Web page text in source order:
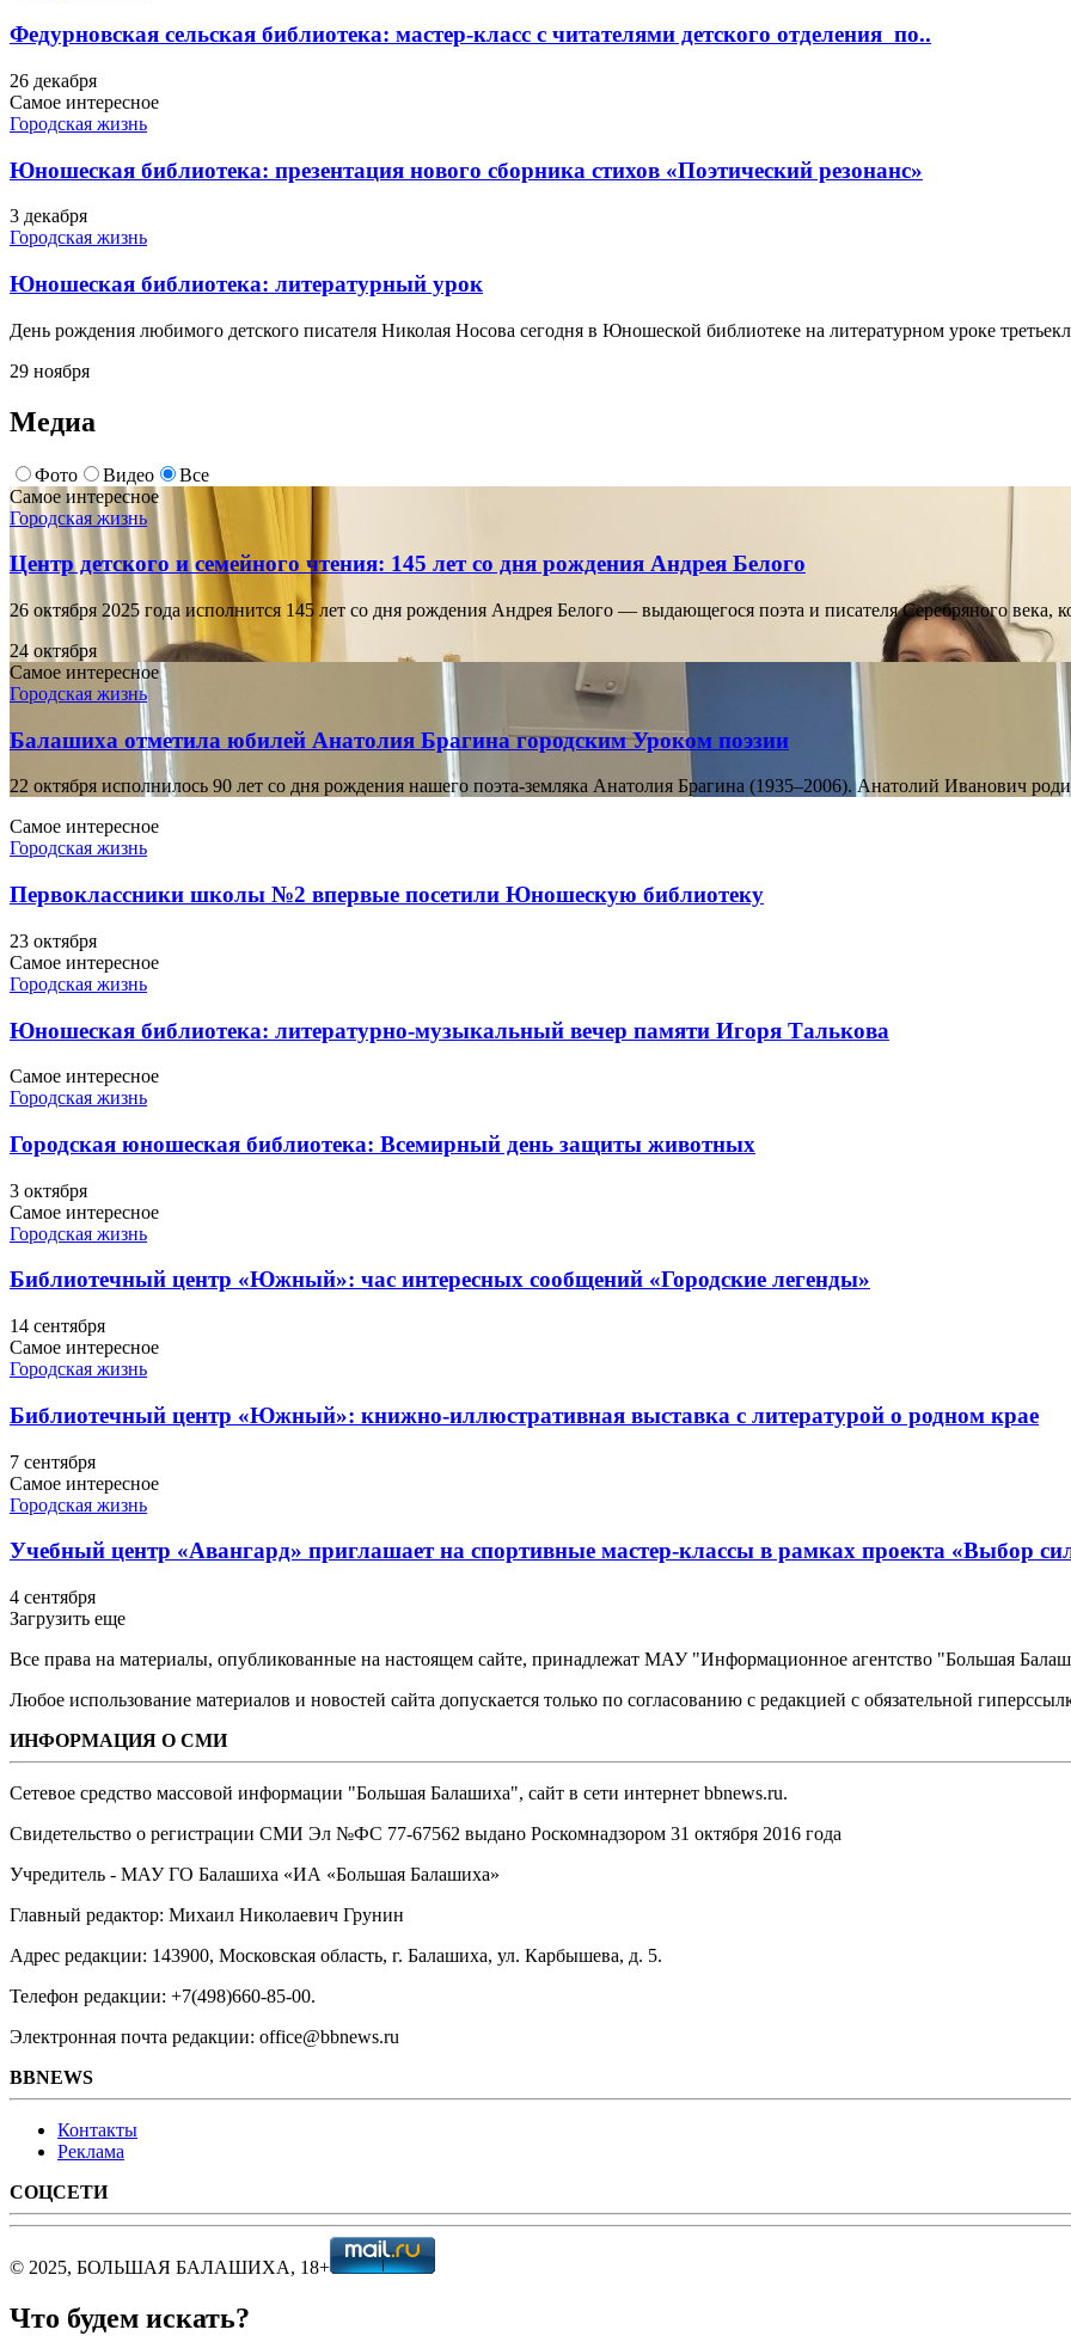
Федурновская сельская библиотека: мастер-класс с читателями детского отделения по..
26 декабря
Самое интересное
Городская жизнь
Юношеская библиотека: презентация нового сборника стихов «Поэтический резонанс»
3 декабря
Городская жизнь
Юношеская библиотека: литературный урок
День рождения любимого детского писателя Николая Носова сегодня в Юношеской библиотеке на литературном уроке
29 ноября
Медиа
Фото Видео
Все
Самое интересное
Городская жизнь
Центр детского и семейного чтения: 145 лет со дня рождения Андрея Белого
26 октября 2025 года исполнится 145 лет со дня рождения Андрея Белого — выдающегося поэта и писателя Серебряного века,
24 октября
Самое интересное
Городская жизнь
Балашиха отметила юбилей Анатолия Брагина городским Уроком поэзии
22 октября исполнилось 90 лет со дня рождения нашего поэта-земляка Анатолия Брагина (1935–2006). Анатолий Иванович
Самое интересное
Городская жизнь
Первоклассники школы №2 впервые посетили Юношескую библиотеку
23 октября
Самое интересное
Городская жизнь
Юношеская библиотекa: литературно-музыкальный вечер памяти Игоря Талькова
Самое интересное
Городская жизнь
Городская юношеская библиотека: Всемирный день защиты животных
3 октября
Самое интересное
Городская жизнь
Библиотечный центр «Южный»: час интересных сообщений «Городские легенды»
14 сентября
Самое интересное
Городская жизнь
Библиотечный центр «Южный»: книжно-иллюстративная выставка с литературой о родном крае
7 сентября
Самое интересное
Городская жизнь
Учебный центр «Авангард» приглашает на спортивные мастер-классы в рамках проекта «Выбор
4 сентября
Загрузить еще
Все права на материалы, опубликованные на настоящем сайте, принадлежат МАУ "Информационное агентство "Большая
Любое использование материалов и новостей сайта допускается только по согласованию с редакцией с обязательной
ИНФОРМАЦИЯ О СМИ
Сетевое средство массовой информации "Большая Балашиха", сайт в сети интернет bbnews.ru.
Свидетельство о регистрации СМИ Эл №ФС ‎77-67562 выдано Роскомнадзором 31 октября 2016 года
Учредитель - МАУ ГО Балашиха «ИА «Большая Балашиха»
Главный редактор: Михаил Николаевич Грунин
Адрес редакции: 143900, Московская область, г. Балашиха, ул. Карбышева, д. 5.
Телефон редакции: +7(498)660-85-00.
Электронная почта редакции: office@bbnews.ru
BBNEWS
Контакты
Реклама
СОЦСЕТИ
© 2025, БОЛЬШАЯ БАЛАШИХА, 18+
Что будем искать?